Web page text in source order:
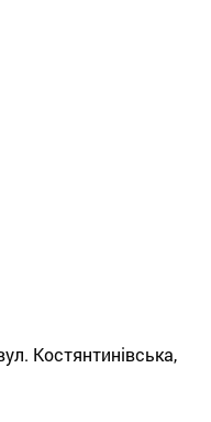
Костянтинівська,